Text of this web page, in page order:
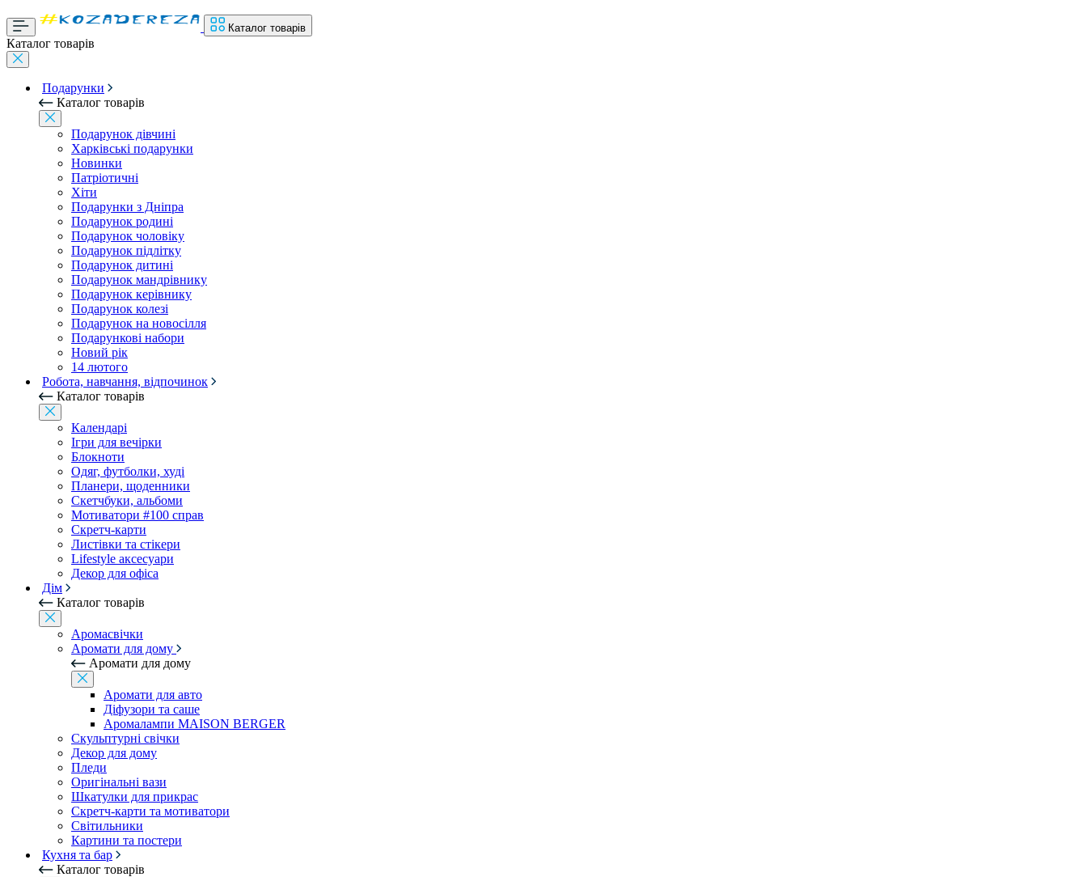
Каталог товарів
Каталог товарів
Подарунки
Каталог товарів
Подарунок дівчині
Харківські подарунки
Новинки
Патріотичні
Хіти
Подарунки з Дніпра
Подарунок родині
Подарунок чоловіку
Подарунок підлітку
Подарунок дитині
Подарунок мандрівнику
Подарунок керівнику
Подарунок колезі
Подарунок на новосілля
Подарункові набори
Новий рік
14 лютого
Робота, навчання, відпочинок
Каталог товарів
Календарі
Ігри для вечірки
Блокноти
Одяг, футболки, худі
Планери, щоденники
Скетчбуки, альбоми
Мотиватори #100 справ
Скретч-карти
Листівки та стікери
Lifestyle аксесуари
Декор для офіса
Дім
Каталог товарів
Аромасвічки
Аромати для дому
Аромати для дому
Аромати для авто
Діфузори та саше
Аромалампи MAISON BERGER
Скульптурні свічки
Декор для дому
Пледи
Оригінальні вази
Шкатулки для прикрас
Скретч-карти та мотиватори
Світильники
Картини та постери
Кухня та бар
Каталог товарів